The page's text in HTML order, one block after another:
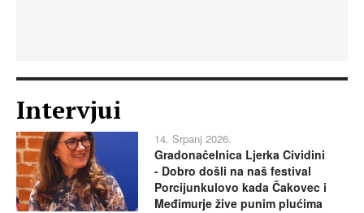
Intervjui
14. Srpanj 2026.
Gradonačelnica Ljerka Cividini
- Dobro došli na naš festival
Porcijunkulovo kada Čakovec i
Međimurje žive punim plućima